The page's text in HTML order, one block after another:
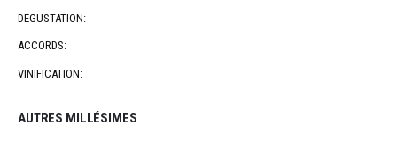
DEGUSTATION:
ACCORDS:
VINIFICATION:
AUTRES MILLÉSIMES